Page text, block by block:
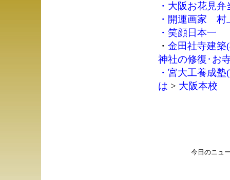
・ 大阪お花見弁
・ 開運画家 村
・ 笑顔日本一
・ 金田社寺建築
神社の修復･お
・ 宮大工養成塾
は > 大阪本校
今日のニュ